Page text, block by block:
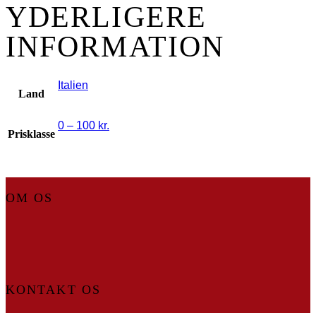
YDERLIGERE
INFORMATION
Land
Italien
Prisklasse
0 – 100 kr.
OM OS
KONTAKT OS